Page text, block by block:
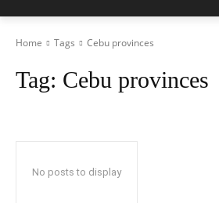
Home Tags Cebu provinces
Tag: Cebu provinces
No posts to display